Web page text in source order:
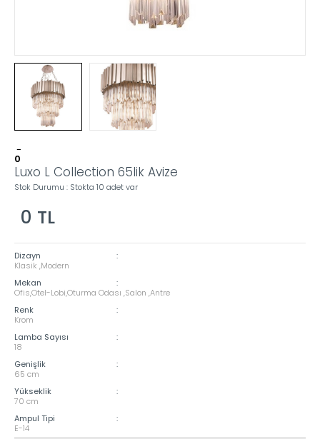
-
0
Luxo L Collection 65lik Avize
Stok Durumu : Stokta 10 adet var
0 TL
Dizayn
:
Klasik ,Modern
Mekan
:
Ofis,Otel-Lobi,Oturma Odası ,Salon ,Antre
Renk
:
Krom
Lamba Sayısı
:
18
Genişlik
:
65 cm
Yükseklik
:
70 cm
Ampul Tipi
:
E-14